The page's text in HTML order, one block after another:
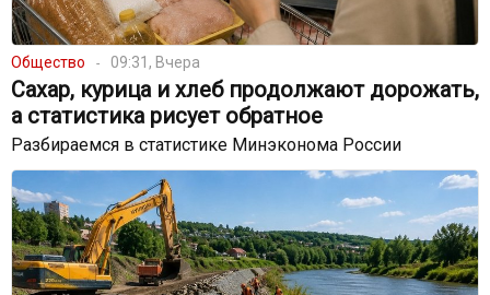
Общество 09:31, Вчера
Сахар, курица и хлеб продолжают дорожать,
а статистика рисует обратное
Разбираемся в статистике Минэконома России